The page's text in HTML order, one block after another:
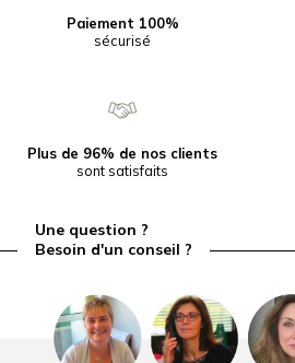
Paiement 100%
sécurisé
Plus de 96% de nos clients
sont satisfaits
Une question ?
Besoin d'un conseil ?